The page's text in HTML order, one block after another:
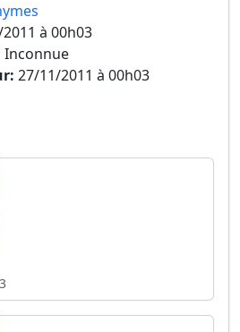
à 00h03
Inconnue
27/11/2011 à 00h03